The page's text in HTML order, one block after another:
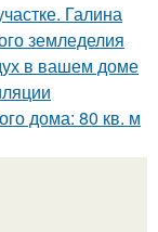
Галина
земледелия
в вашем доме
дома: 80 кв. м